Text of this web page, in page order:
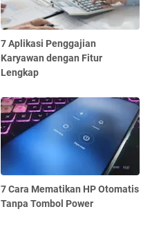
7 Aplikasi Penggajian
Karyawan dengan Fitur
Lengkap
7 Cara Mematikan HP Otomatis
Tanpa Tombol Power